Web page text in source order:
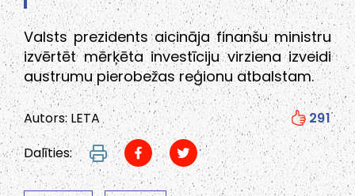
Valsts prezidents aicināja finanšu ministru
izvērtēt mērķēta investīciju virziena izveidi
austrumu pierobežas reģionu atbalstam.
Autors: LETA
291
Dalīties: